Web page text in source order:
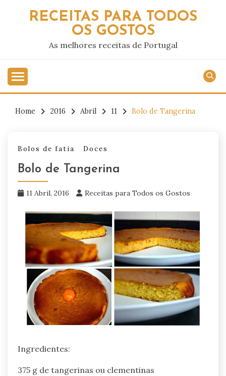
RECEITAS PARA TODOS
OS GOSTOS
As melhores receitas de Portugal
Home 2016 Abril 11 Bolo de Tangerina
Bolos de fatia Doces
Bolo de Tangerina
11 Abril, 2016 Receitas para Todos os Gostos
Ingredientes:
375 g de tangerinas ou clementinas